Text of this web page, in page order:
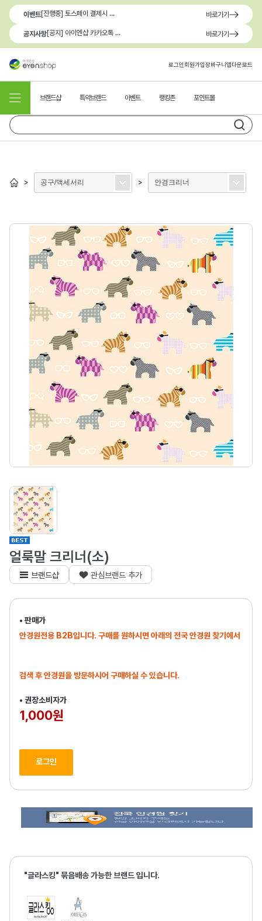
이벤트 [진행중] 토스페이 결제시 최대 1.3만원 혜택 바로가기
공지사항 [공지] 아이엔샵 카카오톡 1:1 문의 채널 이용 안내 바로가기
로그인회원가입장바구니앱다운로드
브랜드샵 특약브랜드 이벤트 랭킹존 포인트몰
> 공구/액세서리 > 안경크리너
얼룩말 크리너(소)
브랜드샵 관심브랜드 추가
• 판매가
안경원전용 B2B입니다. 구매를 원하시면 아래의 전국 안경원 찾기에서
검색 후 안경원을 방문하시어 구매하실 수 있습니다.
• 권장소비자가
1,000원
로그인
"글라스킹" 묶음배송 가능한 브랜드 입니다.